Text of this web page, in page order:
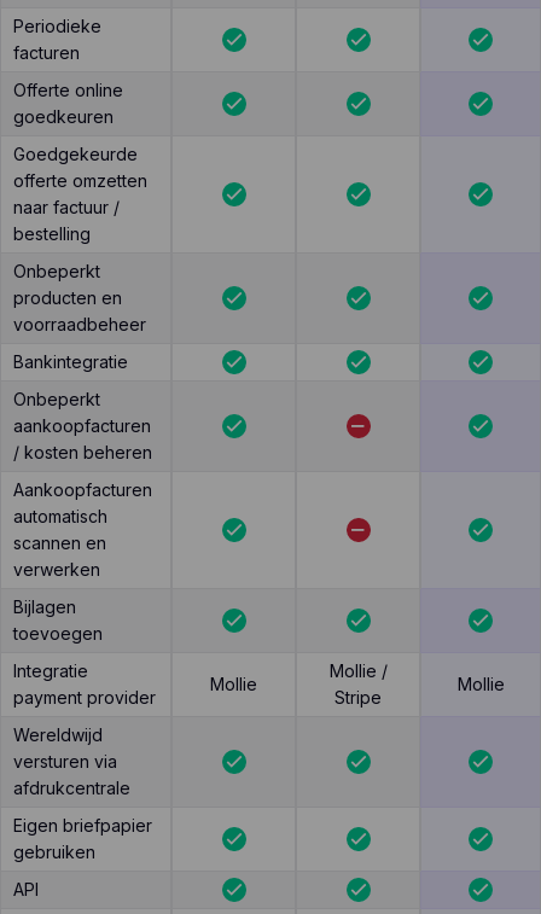
Periodieke
facturen
Offerte online
goedkeuren
Goedgekeurde
offerte omzetten
naar factuur /
bestelling
Onbeperkt
producten en
voorraadbeheer
Bankintegratie
Onbeperkt
aankoopfacturen
/ kosten beheren
Aankoopfacturen
automatisch
scannen en
verwerken
Bijlagen
toevoegen
Integratie
payment provider
Mollie
Mollie /
Stripe
Mollie
Wereldwijd
versturen via
afdrukcentrale
Eigen briefpapier
gebruiken
API